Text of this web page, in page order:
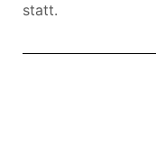
statt.